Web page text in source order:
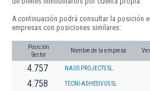
A continuación podrá consultar la posición
empresas con posiciones similares:
Posición
Sector
Nombre de la empresa
4.757 NAOS PROJECTS SL.
4.758 TECNI-ADHESIVOS SL